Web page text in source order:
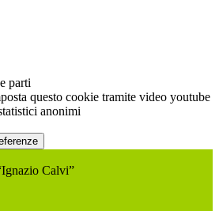
parti
questo cookie tramite video youtube
anonimi
Calvi”